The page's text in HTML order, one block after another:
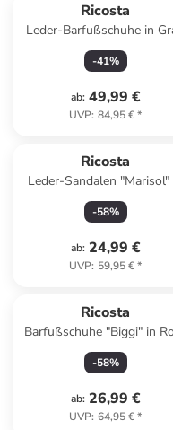
Ricosta
Leder-Barfußschuhe in
-41%
ab: 49,99 €
UVP: 84,95 €*
Ricosta
Leder-Sandalen "Marisol"
Dunkelblau
-58%
ab: 24,99 €
UVP: 59,95 €*
Ricosta
Barfußschuhe "Biggi" in
-58%
ab: 26,99 €
UVP: 64,95 €*